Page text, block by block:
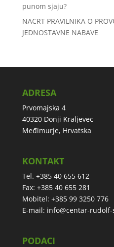
punom sjaju?
NACRT PRAVILNIKA O
JEDNOSTAVNE NABAVE
ADRESA
Prvomajska 4
40320 Donji Kraljevec
Međimurje, Hrvatska
KONTAKT
Tel. +385 40 655 612
Fax: +385 40 655 281
Mobitel: +385 99 3250 776
E-mail: info@centar-
PODACI